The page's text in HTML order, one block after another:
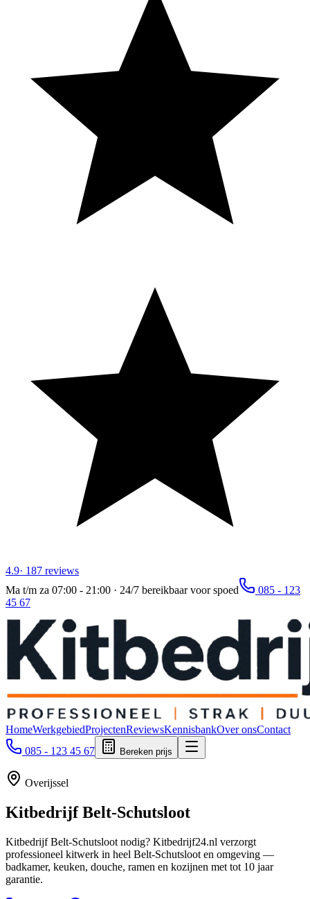
4.9· 187 reviews
Ma t/m za 07:00 - 21:00 · 24/7 bereikbaar voor spoed
085 - 123
45 67
HomeWerkgebiedProjectenReviewsKennisbankOver onsContact
085 - 123 45 67
Bereken prijs
Overijssel
KitbedrijfBelt-Schutsloot
Kitbedrijf Belt-Schutsloot nodig? Kitbedrijf24.nl verzorgt
professioneel kitwerk in heel Belt-Schutsloot en omgeving —
badkamer, keuken, douche, ramen en kozijnen met tot 10 jaar
garantie.